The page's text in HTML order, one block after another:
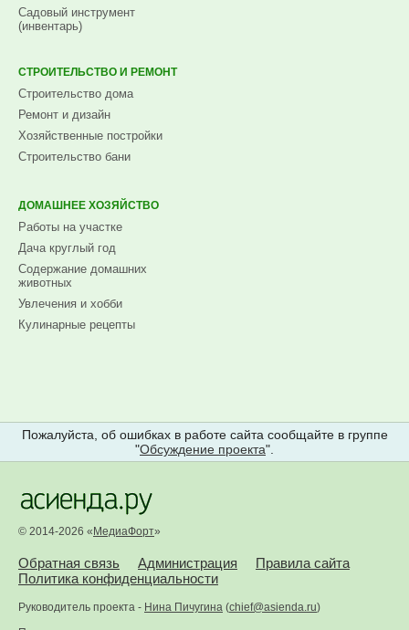
Садовый инструмент
(инвентарь)
СТРОИТЕЛЬСТВО И РЕМОНТ
Строительство дома
Ремонт и дизайн
Хозяйственные постройки
Строительство бани
ДОМАШНЕЕ ХОЗЯЙСТВО
Работы на участке
Дача круглый год
Содержание домашних
животных
Увлечения и хобби
Кулинарные рецепты
Пожалуйста, об ошибках в работе сайта сообщайте в группе
"Обсуждение проекта".
© 2014-2026 « МедиаФорт»
Обратная связь Администрация
Правила сайта
Политика конфиденциальности
Руководитель проекта - Нина Пичугина (chief@asienda.ru)